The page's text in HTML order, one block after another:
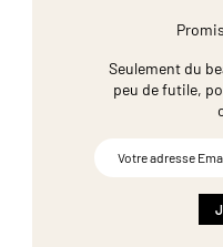
Seulement du
peu de futile,